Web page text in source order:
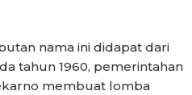
nama ini didapat dari
tahun 1960, pemerintahan
membuat lomba